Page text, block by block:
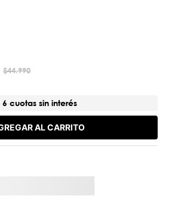
$44.990
6 cuotas sin interés
AL CARRITO